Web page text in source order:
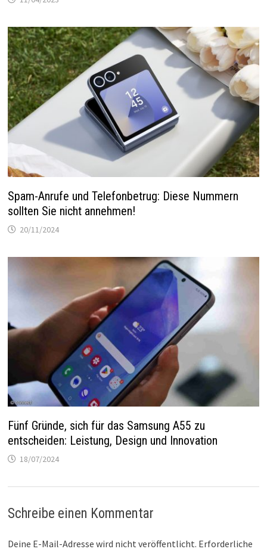
Spam-Anrufe und Telefonbetrug: Diese Nummern
sollten Sie nicht annehmen!
20/11/2024
Fünf Gründe, sich für das Samsung A55 zu
entscheiden: Leistung, Design und Innovation
18/07/2024
Schreibe einen Kommentar
Deine E-Mail-Adresse wird nicht veröffentlicht. Erforderliche